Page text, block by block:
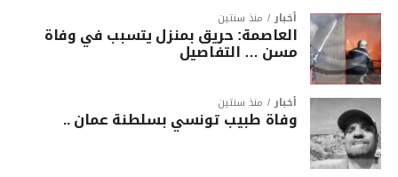
أخبار منذ سنتين
العاصمة: حريق بمنزل يتسبب في وفاة
مسن … التفاصيل
أخبار منذ سنتين
وفاة طبيب تونسي بسلطنة عمان ..